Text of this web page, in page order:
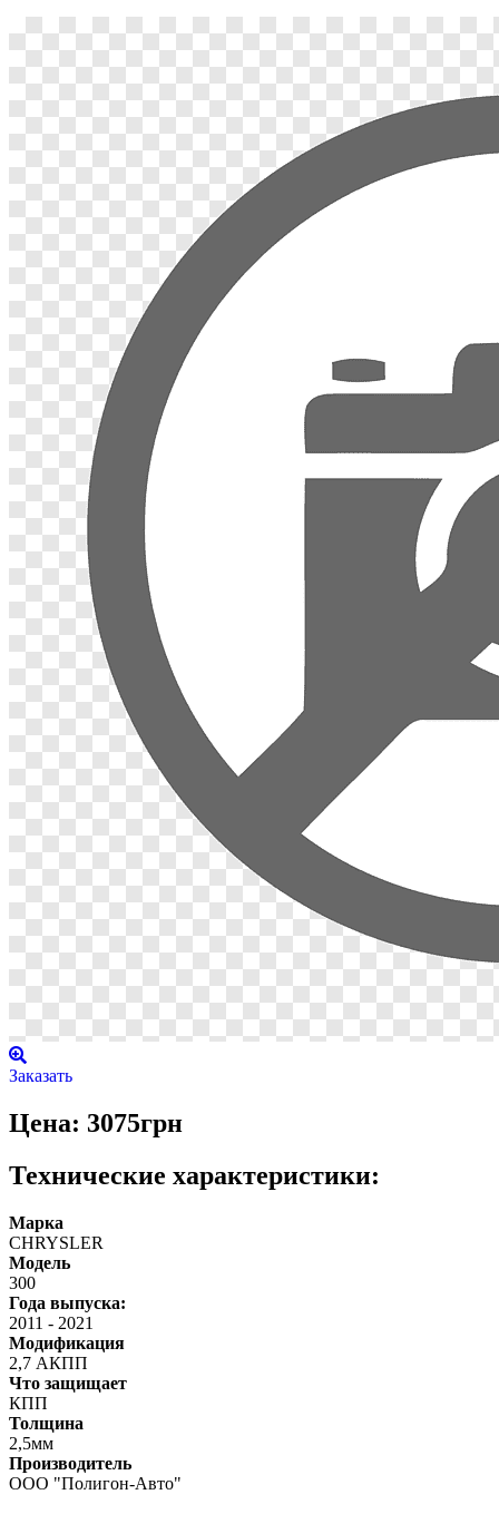
Заказать
Цена: 3075грн
Технические характеристики:
Марка
CHRYSLER
Модель
300
Года выпуска:
2011 - 2021
Модификация
2,7 АКПП
Что защищает
КПП
Толщина
2,5мм
Производитель
ООО "Полигон-Авто"